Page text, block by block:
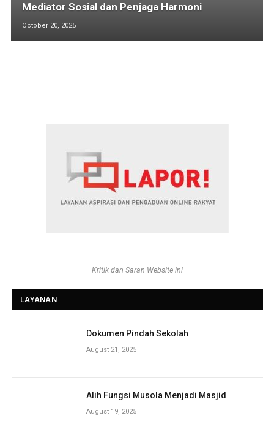
Mediator Sosial dan Penjaga Harmoni
October 20, 2025
Kritik dan Saran Website ini
LAYANAN
Dokumen Pindah Sekolah
August 21, 2025
Alih Fungsi Musola Menjadi Masjid
August 19, 2025